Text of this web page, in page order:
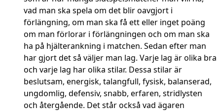
vad man ska spela om det blir oavgjort i
förlängning, om man ska få ett eller inget poäng
om man förlorar i förlängningen och om man ska
ha på hjälterankning i matchen. Sedan efter man
har gjort det så väljer man lag. Varje lag är olika bra
och varje lag har olika stilar. Dessa stilar är
beslutsam, energisk, talangfull, fysisk, balanserad,
ungdomlig, defensiv, snabb, erfaren, stridlysten
och återgående. Det står också vad ägaren